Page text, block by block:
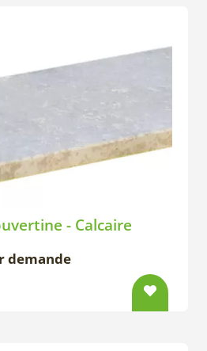
- Calcaire
demande